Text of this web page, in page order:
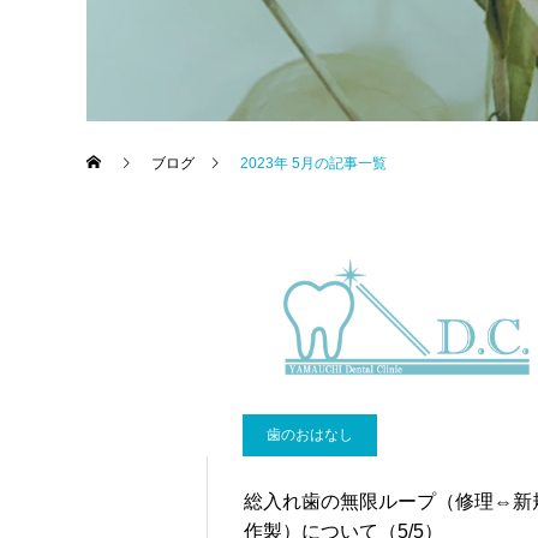
ブログ 2023年 5月の記事一覧
歯のおはなし
総入れ歯の無限ループ（修理⇔新
作製）について（5/5）